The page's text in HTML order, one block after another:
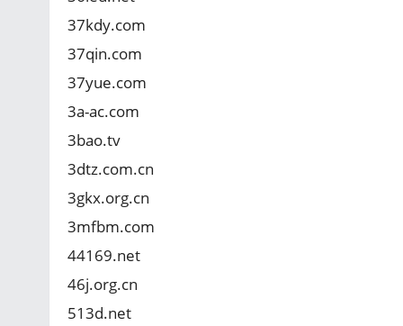
37kdy.com
37qin.com
37yue.com
3a-ac.com
3bao.tv
3dtz.com.cn
3gkx.org.cn
3mfbm.com
44169.net
46j.org.cn
513d.net